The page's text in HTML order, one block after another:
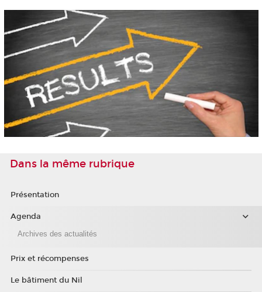
Dans la même rubrique
Présentation
Agenda
Archives des actualités
Prix et récompenses
Le bâtiment du Nil